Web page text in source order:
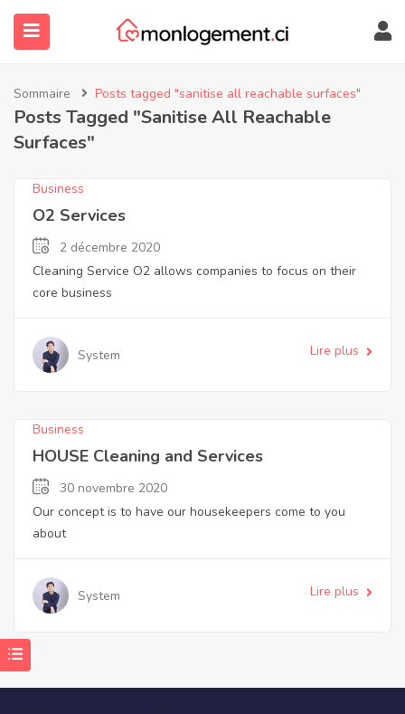
(À Propos)
Sommaire Posts tagged "sanitise all reachable surfaces"
Posts Tagged "sanitise All Reachable
Surfaces"
Business
O2 Services
2 décembre 2020
Cleaning Service O2 allows companies to focus on their
core business
System Lire plus
Business
HOUSE Cleaning and Services
30 novembre 2020
Our concept is to have our housekeepers come to you
about
System Lire plus